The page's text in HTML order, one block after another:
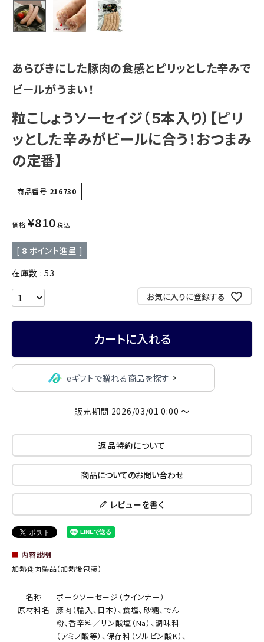
あらびきにした豚肉の食感とピリッとした辛みで
ビールがうまい！
粒こしょうソーセイジ（５本入り）【ピリ
ッとした辛みがビールに合う！おつまみ
の定番】
商品番号 216730
価格 ¥810 税込
[ 8 ポイント進呈 ]
在庫数
53
お気に入りに登録する
カートに入れる
eギフトで贈れる商品を探す
販売期間 2026/03/01 0:00 〜
返品特約について
商品についてのお問い合わせ
レビューを書く
■ 内容説明
加熱食肉製品（加熱後包装）
名称
ポークソーセージ（ウインナー）
原材料名
豚肉（輸入、日本）、食塩、砂糖、でん
粉、香辛料／リン酸塩（Na）、調味料
（アミノ酸等）、保存料（ソルビン酸K）、